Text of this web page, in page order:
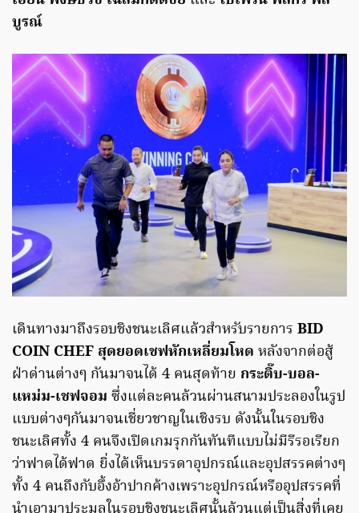
บูรณ์
เดินทางมาถึงรอบชิงชนะเลิศแล้วสำหรับรายการ BID
COIN CHEF สุดยอดเชฟหักเหลี่ยมโหด หลังจากต่อสู้
ฝ่าด่านต่างๆ กันมาจนได้ 4 คนสุดท้าย กระติ๊บ-บอล-
แหม่ม-เชฟจอม ซึ่งแต่ละคนล้วนผ่านสนามประลองในรูป
แบบต่างๆกันมาจนเชี่ยวชาญในเชิงรบ ดังนั้นในรอบชิง
ชนะเลิศทั้ง 4 คนจึงเปิดเกมรุกกันทันทีแบบไม่มีรีรอเรียก
ว่าฟาดได้ฟาด ยิ่งได้เห็นบรรดาอุปกรณ์และอุปสรรคต่างๆ
ทั้ง 4 คนถึงกับอึ้งอ้าปากค้างเพราะอุปกรณ์หรืออุปสรรคที่